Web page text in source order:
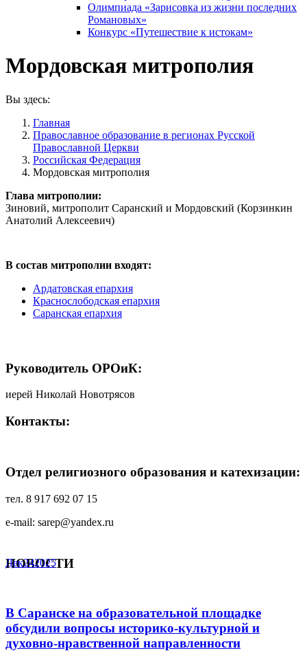
Олимпиада «Зарисовка из жизни последних
Романовых»
Конкурс «Путешествие к истокам»
Мордовская митрополия
Вы здесь:
Главная
Православное образование в регионах Русской
Православной Церкви
Российская Федерация
Мордовская митрополия
Глава митрополии:
Зиновий, митрополит Саранский и Мордовский (Корзинкин
Анатолий Алексеевич)
В состав митрополии входят:
Ардатовская епархия
Краснослободская епархия
Саранская епархия
Руководитель ОРОиК:
иерей Николай Новотрясов
Контакты:
Отдел религиозного образования и катехизации:
тел. 8 917 692 07 15
e-mail: sarep@yandex.ru
НОВОСТИ
Дек242025
В Саранске на образовательной площадке
обсудили вопросы историко-культурной и
духовно-нравственной направленности